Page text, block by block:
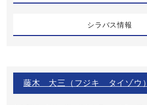
シラバス情報
藤木 大三（フジキ タイゾウ）